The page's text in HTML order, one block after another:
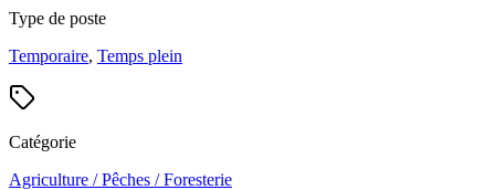
Type de poste
Temporaire, Temps plein
Catégorie
Agriculture / Pêches / Foresterie